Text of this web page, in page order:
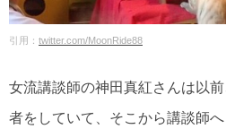
引用： twitter.com/MoonRide88
女流講談師の神田真紅さんは以
者をしていて、そこから講談師